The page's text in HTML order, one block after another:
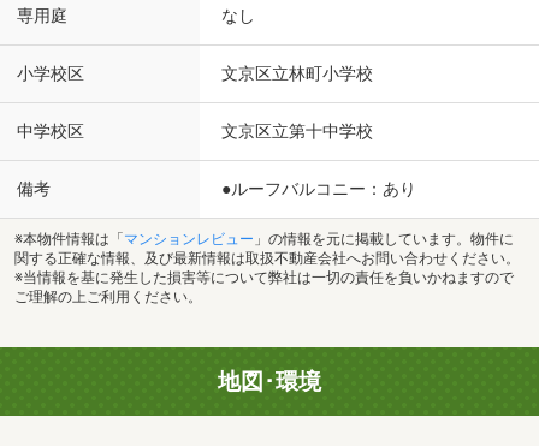
専用庭 なし
小学校区 文京区立林町小学校
中学校区 文京区立第十中学校
備考 ●ルーフバルコニー：あり
※本物件情報は「 マンションレビュー 」の情報を元に掲載しています。物件に
関する正確な情報、及び最新情報は取扱不動産会社へお問い合わせください。
※当情報を基に発生した損害等について弊社は一切の責任を負いかねますので
ご理解の上ご利用ください。
地図･環境